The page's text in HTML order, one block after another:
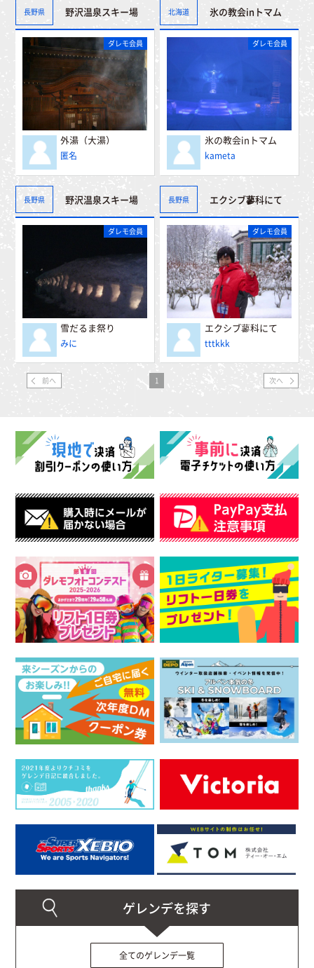
長野県 野沢温泉スキー場
ダレモ会員
外湯（大湯）
匿名
北海道 氷の教会inトマム
ダレモ会員
氷の教会inトマム
kameta
長野県 野沢温泉スキー場
ダレモ会員
雪だるま祭り
みに
長野県 エクシブ蓼科にて
ダレモ会員
エクシブ蓼科にて
tttkkk
前へ 1 次へ
全てのゲレンデ一覧